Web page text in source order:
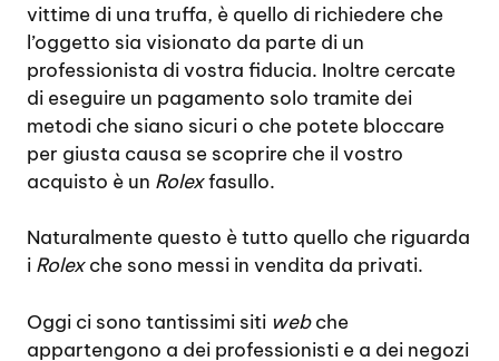
vittime di una truffa, è quello di richiedere che
l’oggetto sia visionato da parte di un
professionista di vostra fiducia. Inoltre cercate
di eseguire un pagamento solo tramite dei
metodi che siano sicuri o che potete bloccare
per giusta causa se scoprire che il vostro
acquisto è un Rolexfasullo.
Naturalmente questo è tutto quello che riguarda
i Rolexche sono messi in vendita da privati.
Oggi ci sono tantissimi siti webche
appartengono a dei professionisti e a dei negozi